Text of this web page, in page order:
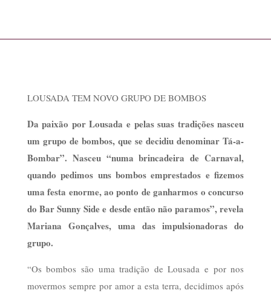
LOUSADA TEM NOVO GRUPO DE BOMBOS
Da paixão por Lousada e pelas suas tradições nasceu
um grupo de bombos, que se decidiu denominar Tá-a-
Bombar”. Nasceu “numa brincadeira de Carnaval,
quando pedimos uns bombos emprestados e fizemos
uma festa enorme, ao ponto de ganharmos o concurso
do Bar Sunny Side e desde então não paramos”, revela
Mariana Gonçalves, uma das impulsionadoras do
grupo.
“Os bombos são uma tradição de Lousada e por nos
movermos sempre por amor a esta terra, decidimos após